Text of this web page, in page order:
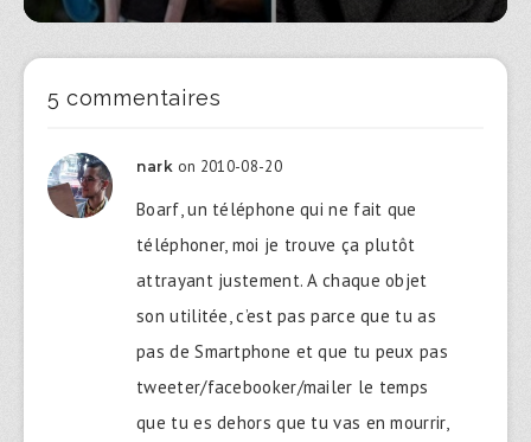
5 commentaires
nark on 2010-08-20
Boarf, un téléphone qui ne fait que
téléphoner, moi je trouve ça plutôt
attrayant justement. A chaque objet
son utilitée, c’est pas parce que tu as
pas de Smartphone et que tu peux pas
tweeter/facebooker/mailer le temps
que tu es dehors que tu vas en mourrir,